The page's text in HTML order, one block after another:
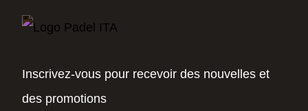
Inscrivez-vous pour recevoir des nouvelles et
des promotions